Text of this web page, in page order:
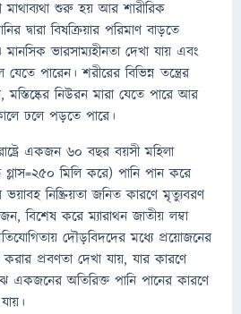
মাথাব্যথা শুরু হয় আর শারীরিক
দ্বারা বিষক্রিয়ার পরিমাণ বাড়তে
ভারসাম্যহীনতা দেখা যায় এবং
পারেন। শরীরের বিভিন্ন তন্ত্রের
মস্তিষ্কের নিউরন মারা যেতে পারে আর
ঢলে পড়তে পারে।
একজন ৬০ বছর বয়সী মহিলা
মিলি করে) পানি পান করে
ভয়াবহ নিষ্ক্রিয়তা জনিত কারণে মৃত্যুবরণ
বিশেষ করে ম্যারাথন জাতীয় লম্বা
দৌড়বিদদের মধ্যে প্রয়োজনের
প্রবণতা দেখা যায়, যার কারণে
একজনের অতিরিক্ত পানি পানের কারণে